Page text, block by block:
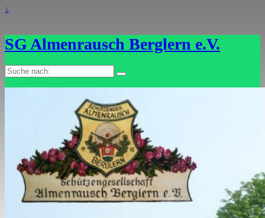
↓
SG Almenrausch Berglern e.V.
Suche
nach: